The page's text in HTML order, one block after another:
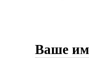
Ваше